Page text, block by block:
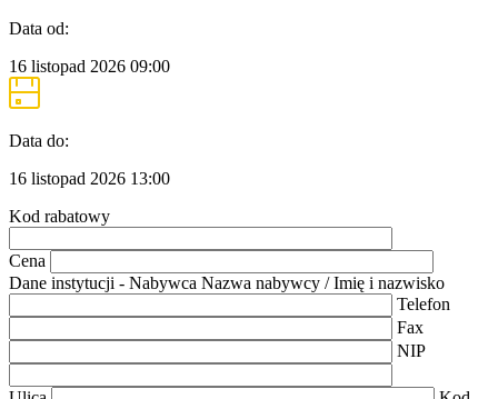
Data od:
16 listopad 2026 09:00
Data do:
16 listopad 2026 13:00
Kod rabatowy
Cena
Dane instytucji - Nabywca Nazwa nabywcy / Imię i nazwisko
Telefon
Fax
NIP